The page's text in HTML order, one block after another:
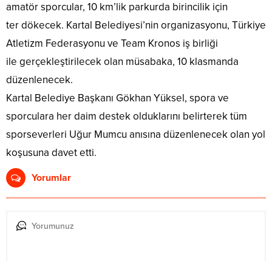
amatör sporcular, 10 km’lik parkurda birincilik için
ter dökecek. Kartal Belediyesi’nin organizasyonu, Türkiye
Atletizm Federasyonu ve Team Kronos iş birliği
ile gerçekleştirilecek olan müsabaka, 10 klasmanda
düzenlenecek.
Kartal Belediye Başkanı Gökhan Yüksel, spora ve
sporculara her daim destek olduklarını belirterek tüm
sporseverleri Uğur Mumcu anısına düzenlenecek olan yol
koşusuna davet etti.
Yorumlar